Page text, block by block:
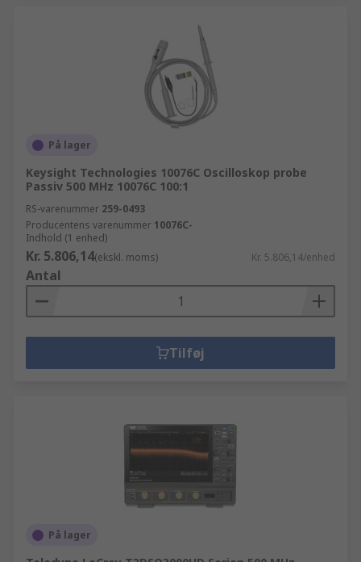
På lager
Keysight Technologies 10076C Oscilloskop probe
Passiv 500 MHz 10076C 100:1
RS-varenummer 259-0493
Producentens varenummer 10076C-
Indhold (1 enhed)
Kr. 5.806,14(ekskl. moms) Kr. 5.806,14/enhed
Antal
Tilføj
På lager